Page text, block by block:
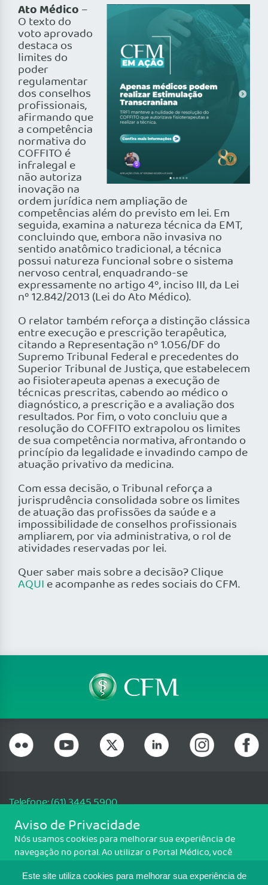
Este site utiliza cookies para melhorar sua experiência de
Ato Médico –
O texto do
voto aprovado
destaca os
limites do
poder
regulamentar
dos conselhos
profissionais,
afirmando que
a competência
normativa do
COFFITO é
infralegal e
não autoriza
inovação na
ordem jurídica nem ampliação de
competências além do previsto em lei. Em
seguida, examina a natureza técnica da EMT,
concluindo que, embora não invasiva no
sentido anatômico tradicional, a técnica
possui natureza funcional sobre o sistema
nervoso central, enquadrando-se
expressamente no artigo 4º, inciso III, da Lei
nº 12.842/2013 (Lei do Ato Médico).
O relator também reforça a distinção clássica
entre execução e prescrição terapêutica,
citando a Representação nº 1.056/DF do
Supremo Tribunal Federal e precedentes do
Superior Tribunal de Justiça, que estabelecem
ao fisioterapeuta apenas a execução de
técnicas prescritas, cabendo ao médico o
diagnóstico, a prescrição e a avaliação dos
resultados. Por fim, o voto concluiu que a
resolução do COFFITO extrapolou os limites
de sua competência normativa, afrontando o
princípio da legalidade e invadindo campo de
atuação privativo da medicina.
Com essa decisão, o Tribunal reforça a
jurisprudência consolidada sobre os limites
de atuação das profissões da saúde e a
impossibilidade de conselhos profissionais
ampliarem, por via administrativa, o rol de
atividades reservadas por lei.
Quer saber mais sobre a decisão? Clique
AQUI e acompanhe as redes sociais do CFM.
Telefone: (61) 3445 5900
Email: cfm@portalmedico.org.br
SGAS 616, Conjunto D, Lote 115, L2 Sul, Brasília/DF - CEP: 70200-760 -
CNPJ: 33.583.550/0001-30
Aviso de Privacidade
Nós usamos cookies para melhorar sua experiência de
navegação no portal. Ao utilizar o Portal Médico, você
Para ter mais informações sobre como isso é feito, acesse